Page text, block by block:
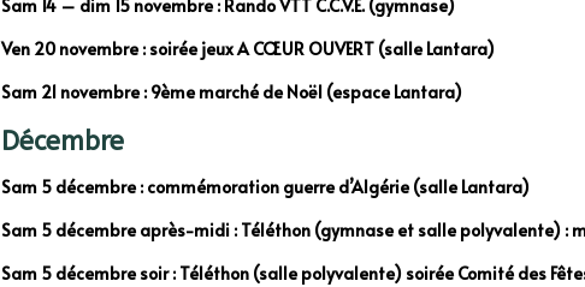
Sam 14 – dim 15 novembre : Rando VTT C.C.V.E. (gymnase)
Ven 20 novembre : soirée jeux A CŒUR OUVERT (salle Lantara)
Sam 21 novembre : 9ème marché de Noël (espace Lantara)
Décembre
Sam 5 décembre : commémoration guerre d’Algérie (salle Lantara)
Sam 5 décembre après-midi : Téléthon (gymnase et salle polyvalente) :
Sam 5 décembre soir : Téléthon (salle polyvalente) soirée Comité des